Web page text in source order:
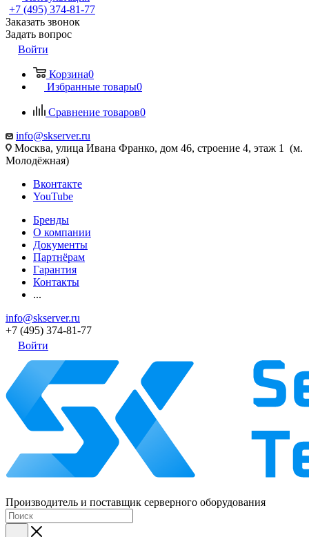
+7 (495) 374-81-77
Заказать звонок
Задать вопрос
Войти
Корзина0
Избранные товары0
Сравнение товаров0
info@skserver.ru
Москва, улица Ивана Франко, дом 46, строение 4, этаж 1 (м.
Молодёжная)
Вконтакте
YouTube
Бренды
О компании
Документы
Партнёрам
Гарантия
Контакты
...
info@skserver.ru
+7 (495) 374-81-77
Войти
Производитель и поставщик серверного оборудования